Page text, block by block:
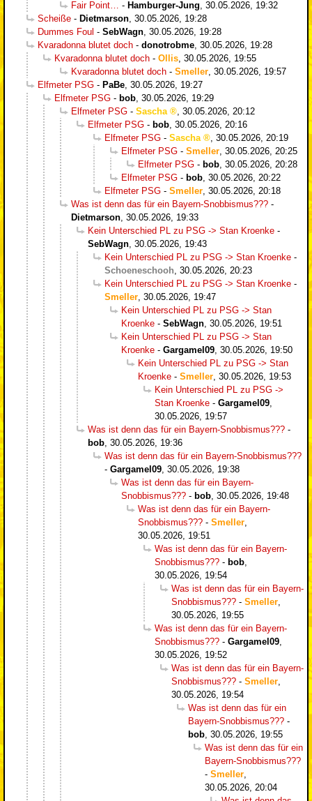
Fair Point… - Hamburger-Jung 30.05.2026, 19:32
Scheiße - Dietmarson 30.05.2026, 19:28
Dummes Foul - SebWagn 30.05.2026, 19:28
Kvaradonna blutet doch - donotrobme 30.05.2026, 19:28
Kvaradonna blutet doch - Ollis 30.05.2026, 19:55
Kvaradonna blutet doch - Smeller 30.05.2026, 19:57
Elfmeter PSG - PaBe 30.05.2026, 19:27
Elfmeter PSG - bob 30.05.2026, 19:29
Elfmeter PSG - Sascha
30.05.2026, 20:12
Elfmeter PSG - bob 30.05.2026, 20:16
Elfmeter PSG - Sascha
30.05.2026, 20:19
Elfmeter PSG - Smeller 30.05.2026, 20:25
Elfmeter PSG - bob 30.05.2026, 20:28
Elfmeter PSG - bob 30.05.2026, 20:22
Elfmeter PSG - Smeller 30.05.2026, 20:18
Was ist denn das für ein Bayern-Snobbismus??? -
Dietmarson 30.05.2026, 19:33
Kein Unterschied PL zu PSG -> Stan Kroenke -
SebWagn 30.05.2026, 19:43
Kein Unterschied PL zu PSG -> Stan Kroenke -
Schoeneschooh 30.05.2026, 20:23
Kein Unterschied PL zu PSG -> Stan Kroenke -
Smeller 30.05.2026, 19:47
Kein Unterschied PL zu PSG -> Stan
Kroenke - SebWagn 30.05.2026, 19:51
Kein Unterschied PL zu PSG -> Stan
Kroenke - Gargamel09 30.05.2026, 19:50
Kein Unterschied PL zu PSG -> Stan
Kroenke - Smeller 30.05.2026, 19:53
Kein Unterschied PL zu PSG ->
Stan Kroenke - Gargamel09
30.05.2026, 19:57
Was ist denn das für ein Bayern-Snobbismus??? -
bob 30.05.2026, 19:36
Was ist denn das für ein Bayern-Snobbismus???
- Gargamel09 30.05.2026, 19:38
Was ist denn das für ein Bayern-
Snobbismus??? - bob 30.05.2026, 19:48
Was ist denn das für ein Bayern-
Snobbismus??? - Smeller
30.05.2026, 19:51
Was ist denn das für ein Bayern-
Snobbismus??? - bob
30.05.2026, 19:54
Was ist denn das für ein Bayern-
Snobbismus??? - Smeller
30.05.2026, 19:55
Was ist denn das für ein Bayern-
Snobbismus??? - Gargamel09
30.05.2026, 19:52
Was ist denn das für ein Bayern-
Snobbismus??? - Smeller
30.05.2026, 19:54
Was ist denn das für ein
Bayern-Snobbismus??? -
bob 30.05.2026, 19:55
Was ist denn das für ein
Bayern-Snobbismus???
- Smeller
30.05.2026, 20:04